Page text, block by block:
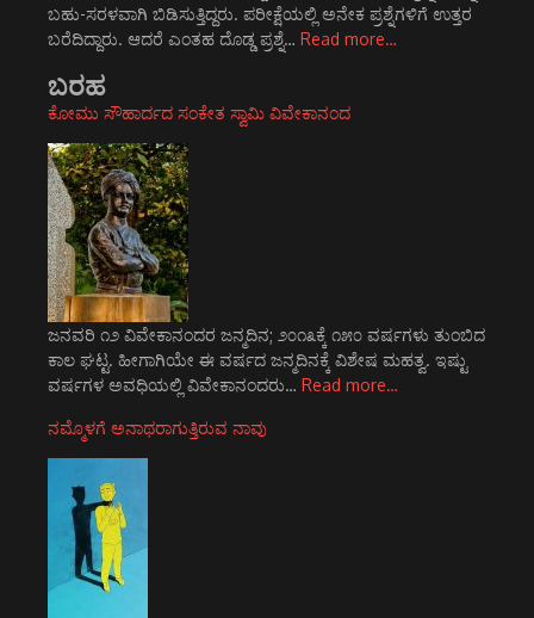
ಬಹು-ಸರಳವಾಗಿ ಬಿಡಿಸುತ್ತಿದ್ದರು. ಪರೀಕ್ಷೆಯಲ್ಲಿ ಅನೇಕ ಪ್ರಶ್ನೆಗಳಿಗೆ ಉತ್ತರ
ಬರೆದಿದ್ದಾರು. ಆದರೆ ಎಂತಹ ದೊಡ್ಡ ಪ್ರಶ್ನೆ… Read more…
ಬರಹ
ಕೋಮು ಸೌಹಾರ್ದದ ಸಂಕೇತ ಸ್ವಾಮಿ ವಿವೇಕಾನಂದ
ಜನವರಿ ೧೨ ವಿವೇಕಾನಂದರ ಜನ್ಮದಿನ; ೨೦೧೩ಕ್ಕೆ ೧೫೦ ವರ್ಷಗಳು ತುಂಬಿದ
ಕಾಲ ಘಟ್ಟ. ಹೀಗಾಗಿಯೇ ಈ ವರ್ಷದ ಜನ್ಮದಿನಕ್ಕೆ ವಿಶೇಷ ಮಹತ್ವ. ಇಷ್ಟು
ವರ್ಷಗಳ ಅವಧಿಯಲ್ಲಿ ವಿವೇಕಾನಂದರು… Read more…
ನಮ್ಮೊಳಗೆ ಅನಾಥರಾಗುತ್ತಿರುವ ನಾವು